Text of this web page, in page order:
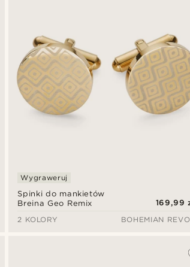
Spinki do mankietów
Breina Geo Remix
Wygraweruj
169,99
2 KOLORY
BOHEMIAN